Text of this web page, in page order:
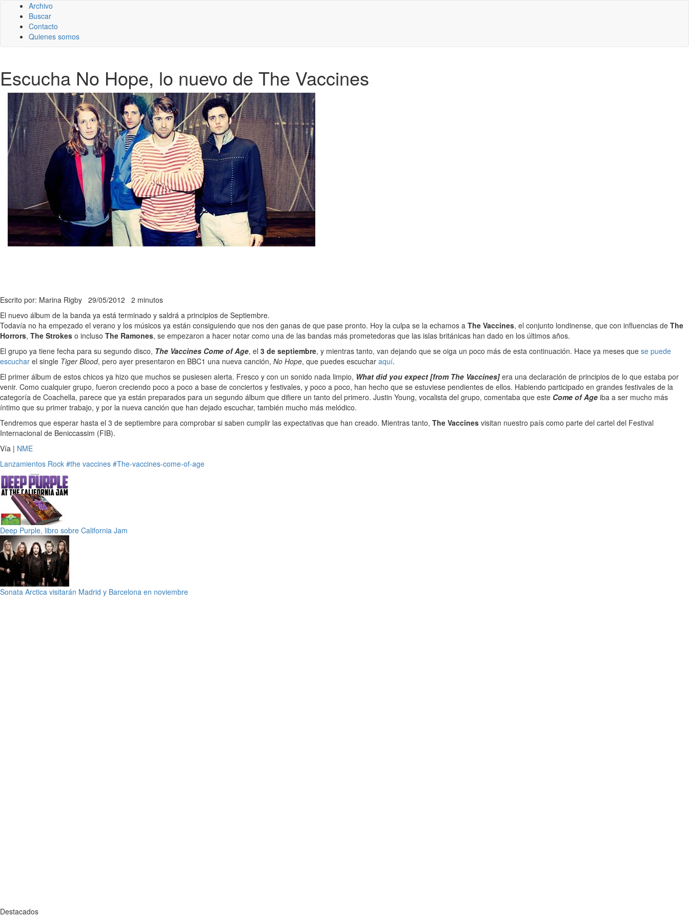
Archivo
Buscar
Contacto
Quienes somos
Escucha No Hope, lo nuevo de The Vaccines
Escrito por: Marina Rigby 29/05/2012 2 minutos
El nuevo álbum de la banda ya está terminado y saldrá a principios de Septiembre.
Todavía no ha empezado el verano y los músicos ya están consiguiendo que nos den ganas de que pase pronto. Hoy la culpa se la echamos a The Vaccines, el conjunto londinense, que con influencias de The
Horrors, The Strokes o incluso The Ramones, se empezaron a hacer notar como una de las bandas más prometedoras que las islas británicas han dado en los últimos años.
El grupo ya tiene fecha para su segundo disco, The Vaccines Come of Age, el 3 de septiembre, y mientras tanto, van dejando que se oiga un poco más de esta continuación. Hace ya meses que se puede
escuchar el single Tiger Blood, pero ayer presentaron en BBC1 una nueva canción, No Hope, que puedes escuchar aquí.
El primer álbum de estos chicos ya hizo que muchos se pusiesen alerta. Fresco y con un sonido nada limpio, What did you expect [from The Vaccines]era una declaración de principios de lo que estaba por
venir. Como cualquier grupo, fueron creciendo poco a poco a base de conciertos y festivales, y poco a poco, han hecho que se estuviese pendientes de ellos. Habiendo participado en grandes festivales de la
categoría de Coachella, parece que ya están preparados para un segundo álbum que difiere un tanto del primero. Justin Young, vocalista del grupo, comentaba que este Come of Age iba a ser mucho más
íntimo que su primer trabajo, y por la nueva canción que han dejado escuchar, también mucho más melódico.
Tendremos que esperar hasta el 3 de septiembre para comprobar si saben cumplir las expectativas que han creado. Mientras tanto, The Vaccines visitan nuestro país como parte del cartel del Festival
Internacional de Beniccassim (FIB).
Vía | NME
Lanzamientos Rock #the vaccines #The-vaccines-come-of-age
Deep Purple, libro sobre California Jam
Sonata Arctica visitarán Madrid y Barcelona en noviembre
Destacados